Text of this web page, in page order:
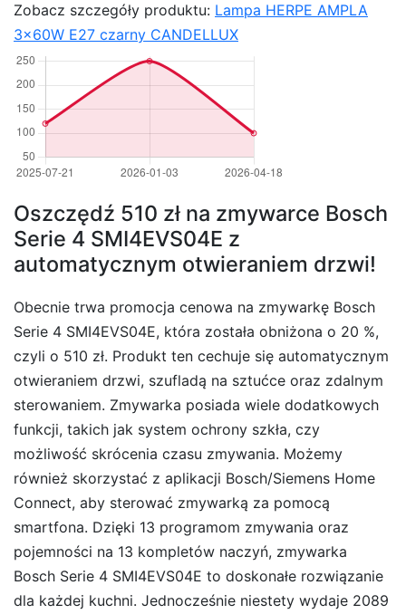
Zobacz szczegóły produktu: Lampa HERPE AMPLA
3x60W E27 czarny CANDELLUX
Oszczędź 510 zł na zmywarce Bosch
Serie 4 SMI4EVS04E z
automatycznym otwieraniem drzwi!
Obecnie trwa promocja cenowa na zmywarkę Bosch
Serie 4 SMI4EVS04E, która została obniżona o 20 %,
czyli o 510 zł. Produkt ten cechuje się automatycznym
otwieraniem drzwi, szufladą na sztućce oraz zdalnym
sterowaniem. Zmywarka posiada wiele dodatkowych
funkcji, takich jak system ochrony szkła, czy
możliwość skrócenia czasu zmywania. Możemy
również skorzystać z aplikacji Bosch/Siemens Home
Connect, aby sterować zmywarką za pomocą
smartfona. Dzięki 13 programom zmywania oraz
pojemności na 13 kompletów naczyń, zmywarka
Bosch Serie 4 SMI4EVS04E to doskonałe rozwiązanie
dla każdej kuchni. Jednocześnie niestety wydaje 2089